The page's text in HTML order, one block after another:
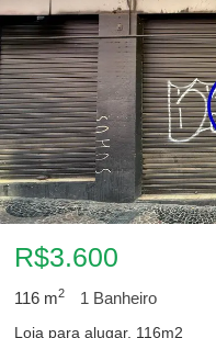
R$3.600
116 m2 1 Banheiro
Loja para alugar, 116m2